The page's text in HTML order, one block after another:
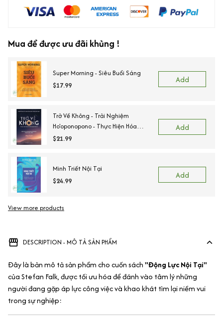
Mua để được ưu đãi khủng !
Super Morning - Siêu Buổi Sáng
$17.99
Add
Trở Về Không - Trải Nghiệm
Ho'oponopono - Thực Hiện Hóa
Những Phép Màu Trong Cuộc Sống
$21.99
Add
Minh Triết Nội Tại
$24.99
Add
View more products
DESCRIPTION - MÔ TẢ SẢN PHẨM
Đây là bản mô tả sản phẩm cho cuốn sách"Động Lực Nội Tại"
của Stefan Falk, được tối ưu hóa để đánh vào tâm lý những
người đang gặp áp lực công việc và khao khát tìm lại niềm vui
trong sự nghiệp: